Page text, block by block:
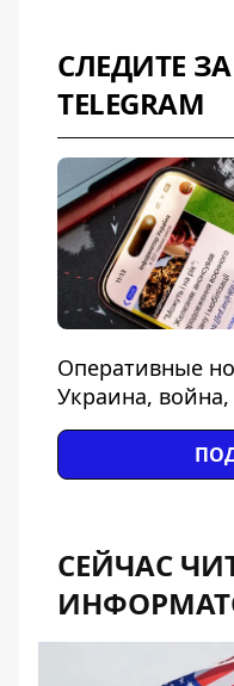
СЛЕДИТЕ
TELEGRAM
Оперативные
Украина,
СЕЙЧАС